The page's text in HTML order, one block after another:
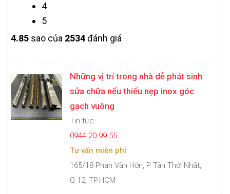
4
5
4.85 sao của 2534đánh giá
Những vị trí trong nhà dễ phát sinh
sửa chữa nếu thiếu nẹp inox góc
gạch vuông
Tin tức
0944 20 99 55
Tư vấn miễn phí
165/18 Phan Văn Hớn, P Tân Thới Nhất,
Q 12, TP.HCM